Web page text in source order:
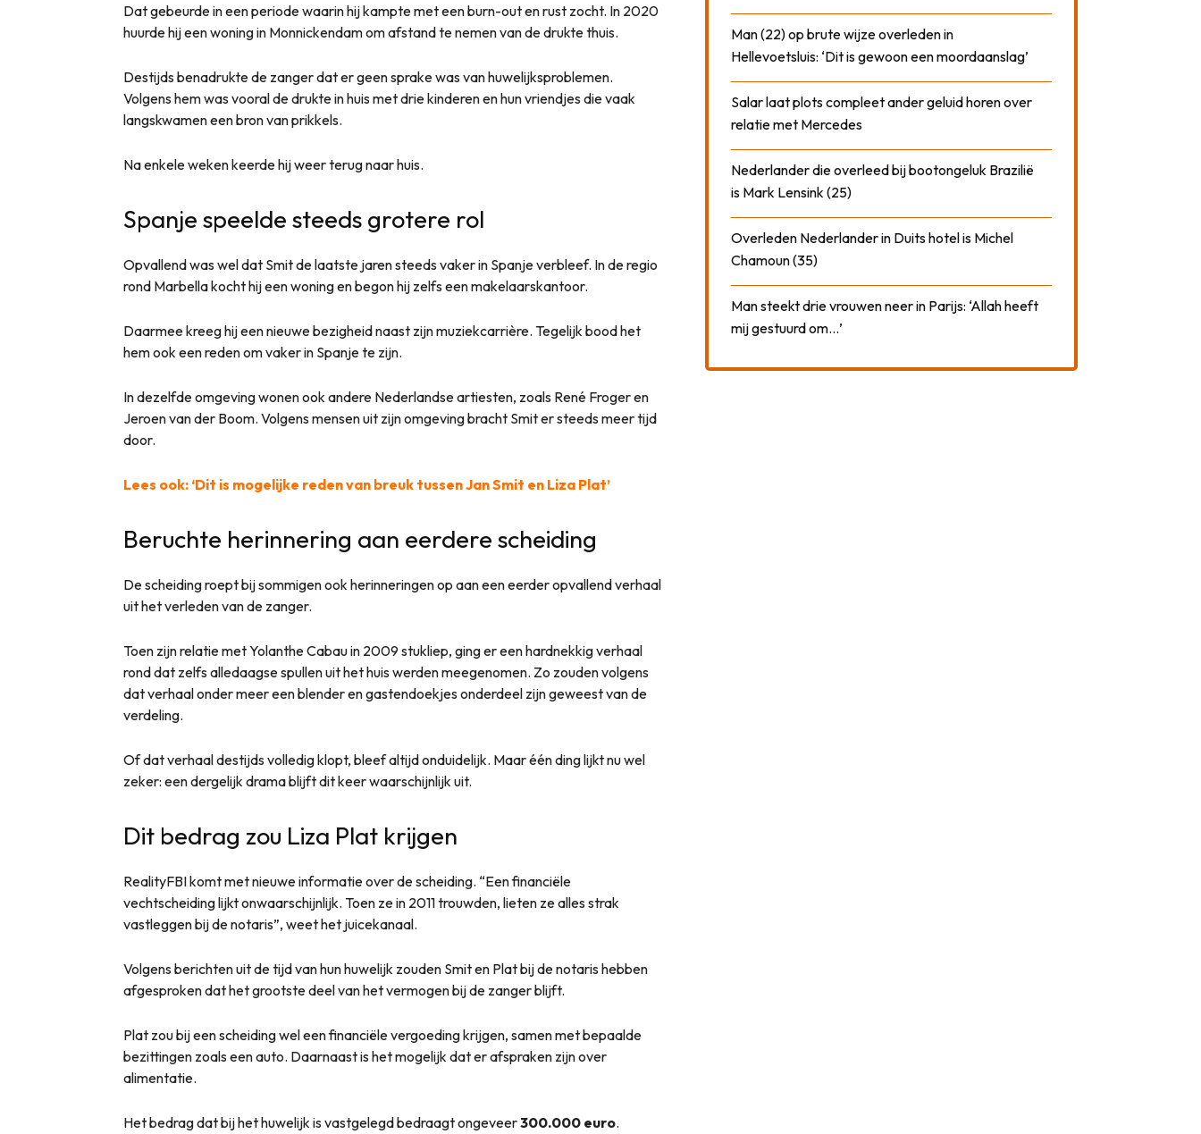
Dat gebeurde in een periode waarin hij kampte met een burn-out en rust zocht. In 2020
huurde hij een woning in Monnickendam om afstand te nemen van de drukte thuis.
Destijds benadrukte de zanger dat er geen sprake was van huwelijksproblemen.
Volgens hem was vooral de drukte in huis met drie kinderen en hun vriendjes die vaak
langskwamen een bron van prikkels.
Na enkele weken keerde hij weer terug naar huis.
Spanje speelde steeds grotere rol
Opvallend was wel dat Smit de laatste jaren steeds vaker in Spanje verbleef. In de regio
rond Marbella kocht hij een woning en begon hij zelfs een makelaarskantoor.
Daarmee kreeg hij een nieuwe bezigheid naast zijn muziekcarrière. Tegelijk bood het
hem ook een reden om vaker in Spanje te zijn.
In dezelfde omgeving wonen ook andere Nederlandse artiesten, zoals René Froger en
Jeroen van der Boom. Volgens mensen uit zijn omgeving bracht Smit er steeds meer tijd
door.
Lees ook: ‘Dit is mogelijke reden van breuk tussen Jan Smit en Liza Plat’
Beruchte herinnering aan eerdere scheiding
De scheiding roept bij sommigen ook herinneringen op aan een eerder opvallend verhaal
uit het verleden van de zanger.
Toen zijn relatie met Yolanthe Cabau in 2009 stukliep, ging er een hardnekkig verhaal
rond dat zelfs alledaagse spullen uit het huis werden meegenomen. Zo zouden volgens
dat verhaal onder meer een blender en gastendoekjes onderdeel zijn geweest van de
verdeling.
Of dat verhaal destijds volledig klopt, bleef altijd onduidelijk. Maar één ding lijkt nu wel
zeker: een dergelijk drama blijft dit keer waarschijnlijk uit.
Dit bedrag zou Liza Plat krijgen
RealityFBI komt met nieuwe informatie over de scheiding. “Een financiële
vechtscheiding lijkt onwaarschijnlijk. Toen ze in 2011 trouwden, lieten ze alles strak
vastleggen bij de notaris”, weet het juicekanaal.
Volgens berichten uit de tijd van hun huwelijk zouden Smit en Plat bij de notaris hebben
afgesproken dat het grootste deel van het vermogen bij de zanger blijft.
Plat zou bij een scheiding wel een financiële vergoeding krijgen, samen met bepaalde
bezittingen zoals een auto. Daarnaast is het mogelijk dat er afspraken zijn over
alimentatie.
Het bedrag dat bij het huwelijk is vastgelegd bedraagt ongeveer300.000 euro.
Man (22) op brute wijze overleden in
Hellevoetsluis: ‘Dit is gewoon een moordaanslag’
Salar laat plots compleet ander geluid horen over
relatie met Mercedes
Nederlander die overleed bij bootongeluk Brazilië
is Mark Lensink (25)
Overleden Nederlander in Duits hotel is Michel
Chamoun (35)
Man steekt drie vrouwen neer in Parijs: ‘Allah heeft
mij gestuurd om…’